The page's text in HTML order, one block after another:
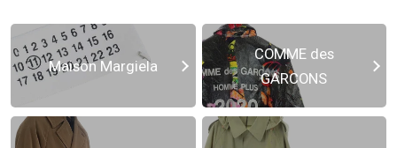
Maison Margiela
COMME des
GARCONS